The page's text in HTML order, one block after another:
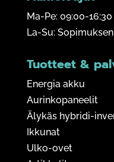
Ma-Pe: 09:00-16:30
La-Su:
Tuotteet &
Energia akku
Aurinkopaneelit
Älykäs hybridi-
Ikkunat
Ulko-ovet